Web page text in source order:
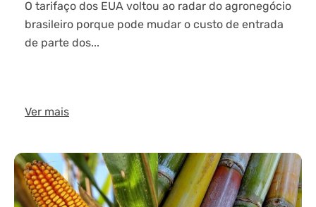
O tarifaço dos EUA voltou ao radar do agronegócio
brasileiro porque pode mudar o custo de entrada
de parte dos...
Ver mais